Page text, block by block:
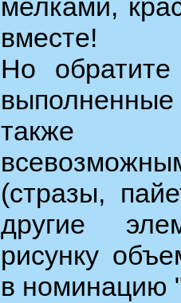
мелками,
вместе!
Но
также
(стразы,
другие
рисунку
в номинацию